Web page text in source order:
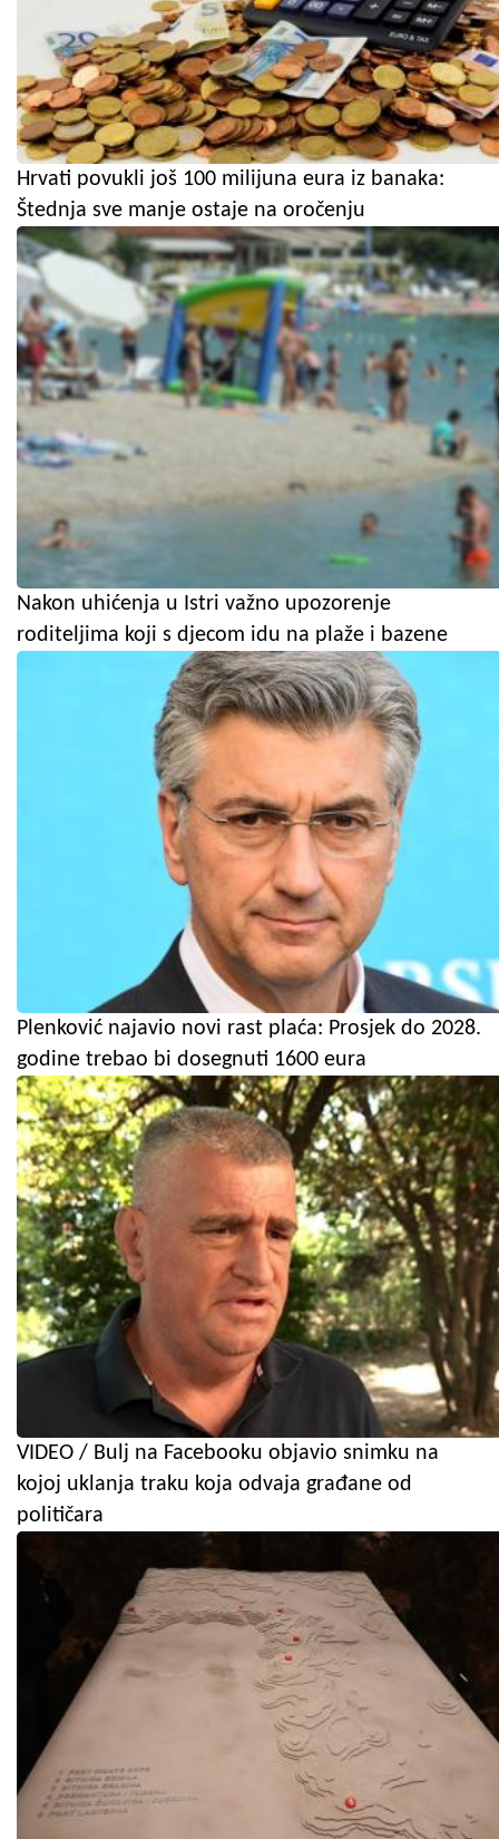
Hrvati povukli još 100 milijuna eura iz banaka:
Štednja sve manje ostaje na oročenju
Nakon uhićenja u Istri važno upozorenje
roditeljima koji s djecom idu na plaže i bazene
Plenković najavio novi rast plaća: Prosjek do 2028.
godine trebao bi dosegnuti 1600 eura
VIDEO / Bulj na Facebooku objavio snimku na
kojoj uklanja traku koja odvaja građane od
političara